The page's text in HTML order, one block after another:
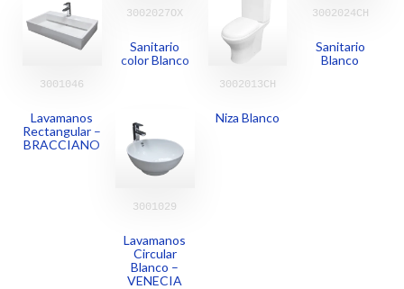
3002027OX
Sanitario
color Blanco
3002024CH
Sanitario
Blanco
3001046
Lavamanos
Rectangular –
BRACCIANO
3001029
Lavamanos
Circular
Blanco –
VENECIA
3002013CH
Niza Blanco